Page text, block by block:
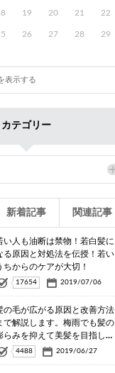
19 20 21 22
26 27 28 29
表示する
カテゴリー
新着記事 関連記事
い人も油断は禁物！若白髪に
る原因と対処法を伝授！若い
ちからのケアが大切！
17654 2019/07/06
の毛が広がる原因と改善方法
で解説します。梅雨でも髪の
らみを抑えて美髪を目指しま
ょう！
4488 2019/06/27